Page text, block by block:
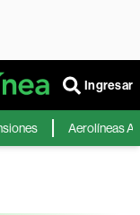
Ingresar
Aerolíneas